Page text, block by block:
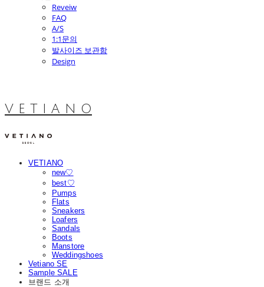
Reveiw
FAQ
A/S
1:1문의
발사이즈 보관함
Design
V E T I A N O
VETIANO
new♡
best♡
Pumps
Flats
Sneakers
Loafers
Sandals
Boots
Manstore
Weddingshoes
Vetiano SE
Sample SALE
브랜드 소개